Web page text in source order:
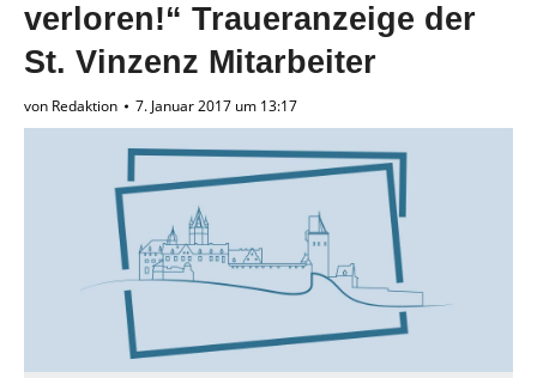
verloren!“ Traueranzeige der
St. Vinzenz Mitarbeiter
von Redaktion 7. Januar 2017 um 13:17